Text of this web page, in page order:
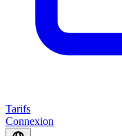
Tarifs
Connexion